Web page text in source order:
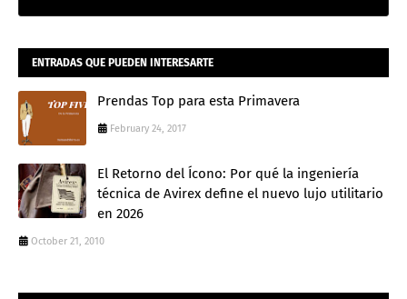
ENTRADAS QUE PUEDEN INTERESARTE
Prendas Top para esta Primavera
February 24, 2017
El Retorno del Ícono: Por qué la ingeniería
técnica de Avirex define el nuevo lujo utilitario
en 2026
October 21, 2010